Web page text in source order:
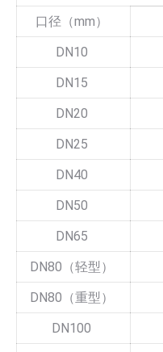
口径（mm）
DN10
DN15
DN20
DN25
DN40
DN50
DN65
DN80（轻型）
DN80（重型）
DN100